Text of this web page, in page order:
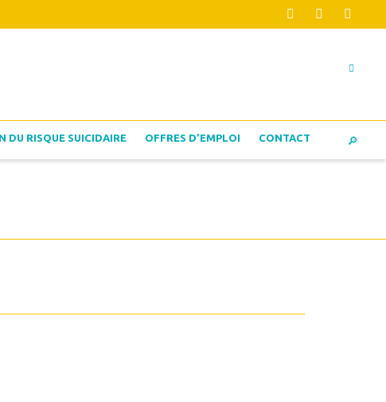
DU RISQUE SUICIDAIRE OFFRES D’EMPLOI CONTACT